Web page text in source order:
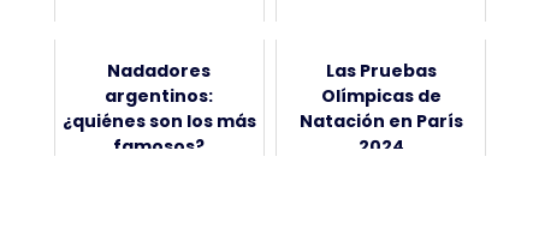
Nadadores
argentinos:
¿quiénes son los más
famosos?
Las Pruebas
Olímpicas de
Natación en París
2024